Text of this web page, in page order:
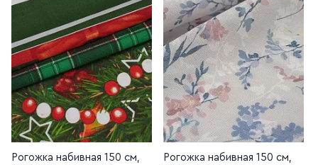
Рогожка набивная 150 см,
Рогожка набивная 150 см,